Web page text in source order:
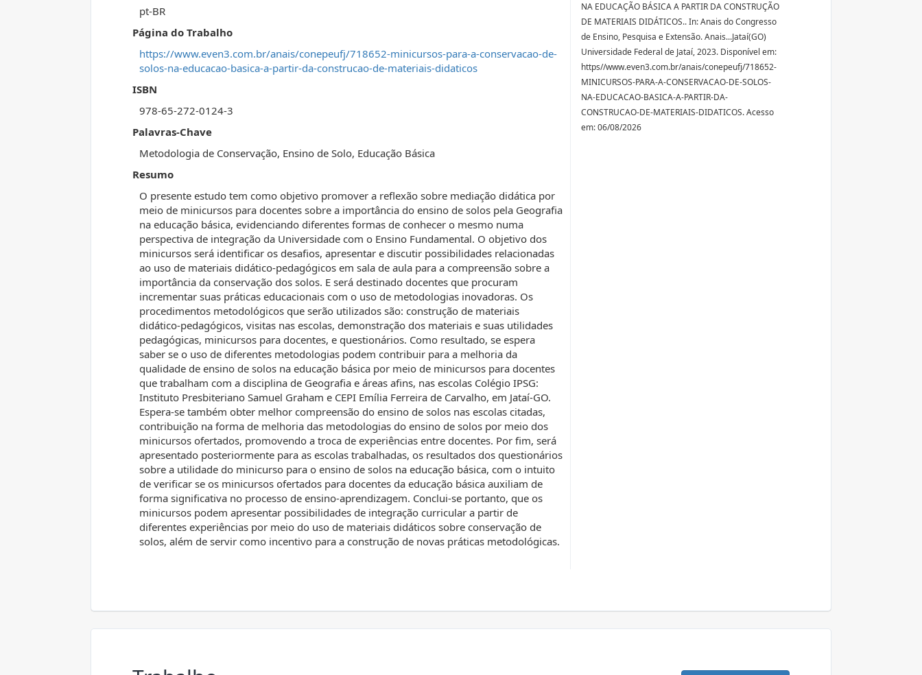
pt-BR
Página do Trabalho
https://www.even3.com.br/anais/conepeufj/718652-minicursos-para-a-conservacao-de-
solos-na-educacao-basica-a-partir-da-construcao-de-materiais-didaticos
ISBN
978-65-272-0124-3
Palavras-Chave
Metodologia de Conservação, Ensino de Solo, Educação Básica
Resumo
O presente estudo tem como objetivo promover a reflexão sobre mediação didática por
meio de minicursos para docentes sobre a importância do ensino de solos pela Geografia
na educação básica, evidenciando diferentes formas de conhecer o mesmo numa
perspectiva de integração da Universidade com o Ensino Fundamental. O objetivo dos
minicursos será identificar os desafios, apresentar e discutir possibilidades relacionadas
ao uso de materiais didático-pedagógicos em sala de aula para a compreensão sobre a
importância da conservação dos solos. E será destinado docentes que procuram
incrementar suas práticas educacionais com o uso de metodologias inovadoras. Os
procedimentos metodológicos que serão utilizados são: construção de materiais
didático-pedagógicos, visitas nas escolas, demonstração dos materiais e suas utilidades
pedagógicas, minicursos para docentes, e questionários. Como resultado, se espera
saber se o uso de diferentes metodologias podem contribuir para a melhoria da
qualidade de ensino de solos na educação básica por meio de minicursos para docentes
que trabalham com a disciplina de Geografia e áreas afins, nas escolas Colégio IPSG:
Instituto Presbiteriano Samuel Graham e CEPI Emília Ferreira de Carvalho, em Jataí-GO.
Espera-se também obter melhor compreensão do ensino de solos nas escolas citadas,
contribuição na forma de melhoria das metodologias do ensino de solos por meio dos
minicursos ofertados, promovendo a troca de experiências entre docentes. Por fim, será
apresentado posteriormente para as escolas trabalhadas, os resultados dos questionários
sobre a utilidade do minicurso para o ensino de solos na educação básica, com o intuito
de verificar se os minicursos ofertados para docentes da educação básica auxiliam de
forma significativa no processo de ensino-aprendizagem. Conclui-se portanto, que os
minicursos podem apresentar possibilidades de integração curricular a partir de
diferentes experiências por meio do uso de materiais didáticos sobre conservação de
solos, além de servir como incentivo para a construção de novas práticas metodológicas.
NA EDUCAÇÃO BÁSICA A PARTIR DA CONSTRUÇÃO
DE MATERIAIS DIDÁTICOS.. In: Anais do Congresso
de Ensino, Pesquisa e Extensão. Anais...Jataí(GO)
Universidade Federal de Jataí, 2023. Disponível em:
https//www.even3.com.br/anais/conepeufj/718652-
MINICURSOS-PARA-A-CONSERVACAO-DE-SOLOS-
NA-EDUCACAO-BASICA-A-PARTIR-DA-
CONSTRUCAO-DE-MATERIAIS-DIDATICOS. Acesso
em: 06/08/2026